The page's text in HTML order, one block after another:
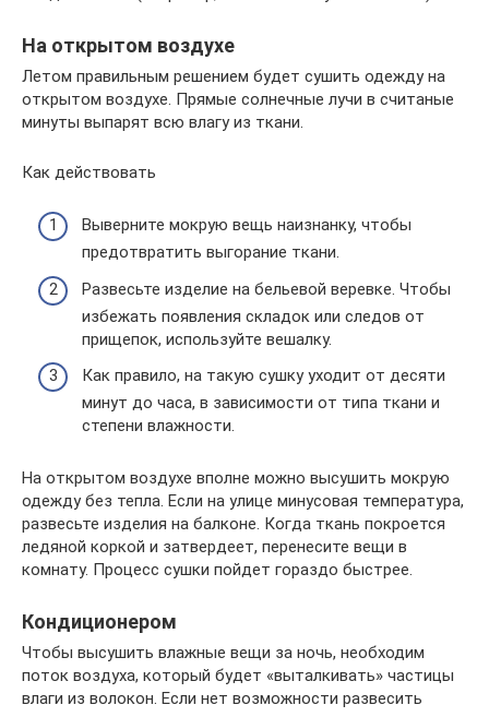
На открытом воздухе
Летом правильным решением будет сушить одежду на
открытом воздухе. Прямые солнечные лучи в считаные
минуты выпарят всю влагу из ткани.
Как действовать
Выверните мокрую вещь наизнанку, чтобы
предотвратить выгорание ткани.
Развесьте изделие на бельевой веревке. Чтобы
избежать появления складок или следов от
прищепок, используйте вешалку.
Как правило, на такую сушку уходит от десяти
минут до часа, в зависимости от типа ткани и
степени влажности.
На открытом воздухе вполне можно высушить мокрую
одежду без тепла. Если на улице минусовая температура,
развесьте изделия на балконе. Когда ткань покроется
ледяной коркой и затвердеет, перенесите вещи в
комнату. Процесс сушки пойдет гораздо быстрее.
Кондиционером
Чтобы высушить влажные вещи за ночь, необходим
поток воздуха, который будет «выталкивать» частицы
влаги из волокон. Если нет возможности развесить